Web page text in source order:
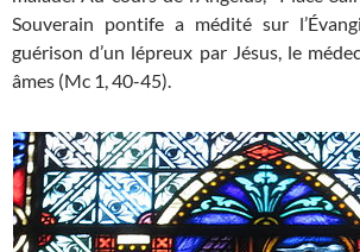
Souverain pontife a médité sur
guérison d’un lépreux par Jésus, le
âmes (Mc 1, 40-45).